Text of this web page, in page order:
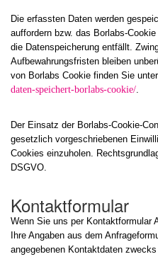
Die erfassten Daten werden
auffordern bzw. das Borlabs-
die Datenspeicherung entfällt.
Aufbewahrungsfristen bleiben
von Borlabs Cookie finden Sie unter
daten-speichert-borlabs-cookie/.
Der Einsatz der Borlabs-Cookie-
gesetzlich vorgeschriebenen
Cookies einzuholen.
DSGVO.
Kontaktformular
Wenn Sie uns per Kontaktformular
Ihre Angaben aus dem
angegebenen Kontaktdaten